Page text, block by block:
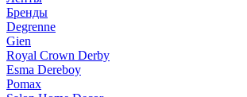
Бренды
Degrenne
Gien
Royal Crown Derby
Esma Dereboy
Pomax